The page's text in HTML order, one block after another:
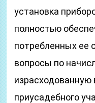
установка
полностью
потребленных ее
вопросы по
израсходованную
приусадебного